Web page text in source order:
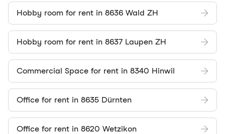
Hobby room for rent in 8636 Wald ZH
Hobby room for rent in 8637 Laupen ZH
Commercial Space for rent in 8340 Hinwil
Office for rent in 8635 Dürnten
Office for rent in 8620 Wetzikon